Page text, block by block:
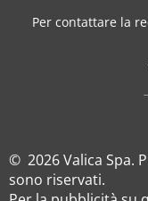
Per contattare la
© 2026 Valica Spa.
sono riservati.